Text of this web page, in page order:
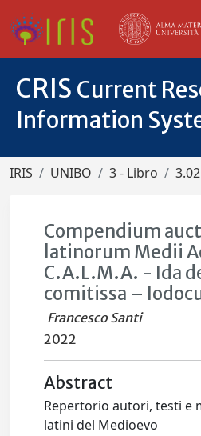
CRIS Current
Information
IRIS UNIBO 3 - Libro
Compendium
latinorum Medii
C.A.L.M.A. - Ida
comitissa –
Francesco Santi
2022
Abstract
Repertorio autori, testi e
latini del Medioevo